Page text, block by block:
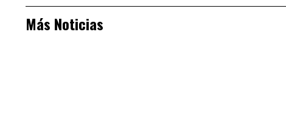
Más Noticias